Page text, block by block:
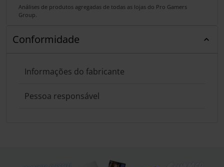
Análises de produtos agregadas de todas as lojas do Pro Gamers
Group.
Conformidade
Informações do fabricante
Pessoa responsável